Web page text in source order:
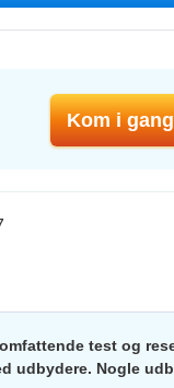
Kom i
test og
udbydere. Nogle